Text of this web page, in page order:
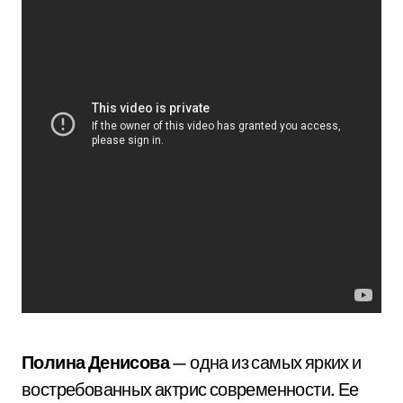
Полина Денисова— одна из самых ярких и
востребованных актрис современности. Ее